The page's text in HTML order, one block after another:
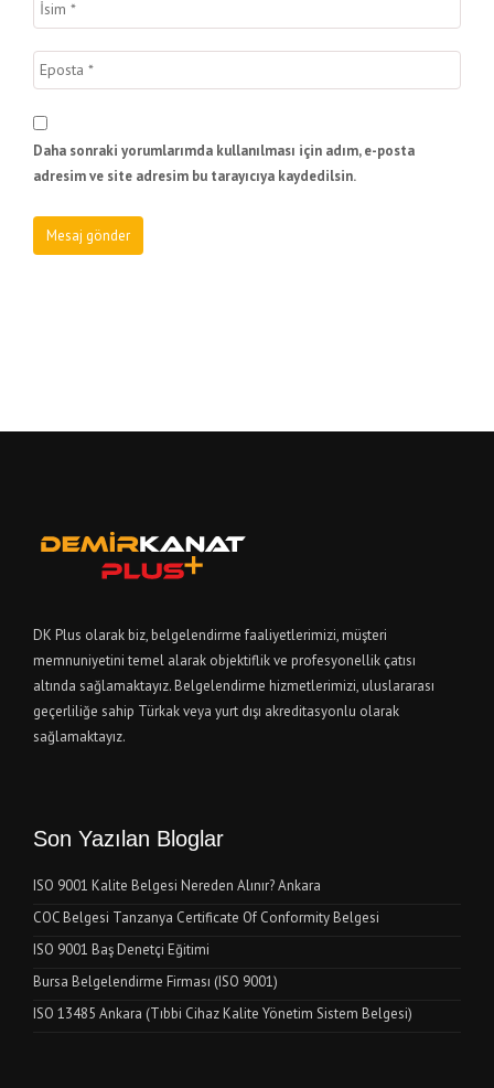
Daha sonraki yorumlarımda kullanılması için adım, e-posta
adresim ve site adresim bu tarayıcıya kaydedilsin.
DK Plus olarak biz, belgelendirme faaliyetlerimizi, müşteri
memnuniyetini temel alarak objektiflik ve profesyonellik çatısı
altında sağlamaktayız. Belgelendirme hizmetlerimizi, uluslararası
geçerliliğe sahip Türkak veya yurt dışı akreditasyonlu olarak
sağlamaktayız.
Son Yazılan Bloglar
ISO 9001 Kalite Belgesi Nereden Alınır? Ankara
COC Belgesi Tanzanya Certificate Of Conformity Belgesi
ISO 9001 Baş Denetçi Eğitimi
Bursa Belgelendirme Firması (ISO 9001)
ISO 13485 Ankara (Tıbbi Cihaz Kalite Yönetim Sistem Belgesi)